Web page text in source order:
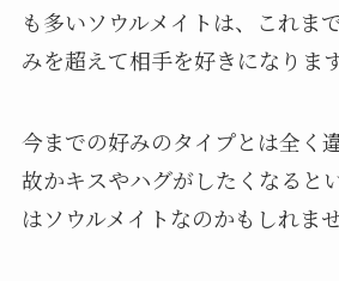
も多いソウルメイトは、これま
みを超えて相手を好きになります
今までの好みのタイプとは全く
故かキスやハグがしたくなると
はソウルメイトなのかもしれませ